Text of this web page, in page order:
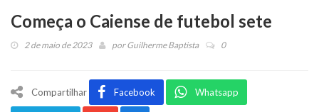
Começa o Caiense de futebol sete
2 de maio de 2023 porGuilherme Baptista 0
Compartilhar Facebook Whatsapp